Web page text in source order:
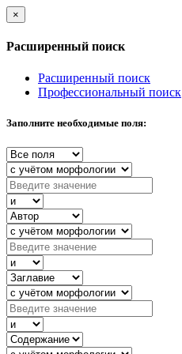
×
Расширенный поиск
Расширенный поиск
Профессиональный поиск
Заполните необходимые поля: